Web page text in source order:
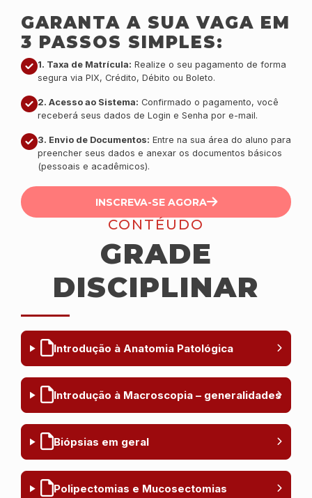
GARANTA A SUA VAGA EM
3 PASSOS SIMPLES:
1. Taxa de Matrícula: Realize o seu pagamento de forma
segura via PIX, Crédito, Débito ou Boleto.
2. Acesso ao Sistema: Confirmado o pagamento, você
receberá seus dados de Login e Senha por e-mail.
3. Envio de Documentos: Entre na sua área do aluno para
preencher seus dados e anexar os documentos básicos
(pessoais e acadêmicos).
INSCREVA-SE AGORA
CONTÉUDO
GRADE
DISCIPLINAR
Introdução à Anatomia Patológica
Introdução à Macroscopia – generalidades
Biópsias em geral
Polipectomias e Mucosectomias